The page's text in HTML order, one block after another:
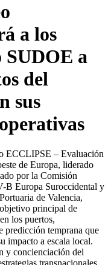
a los
SUDOE a
del
sus
ECCLIPSE – Evaluación
de Europa, liderado
por la Comisión
B Europa Suroccidental y
de Valencia,
principal de
los puertos,
predicción temprana que
impacto a escala local.
y concienciación del
transnacionales